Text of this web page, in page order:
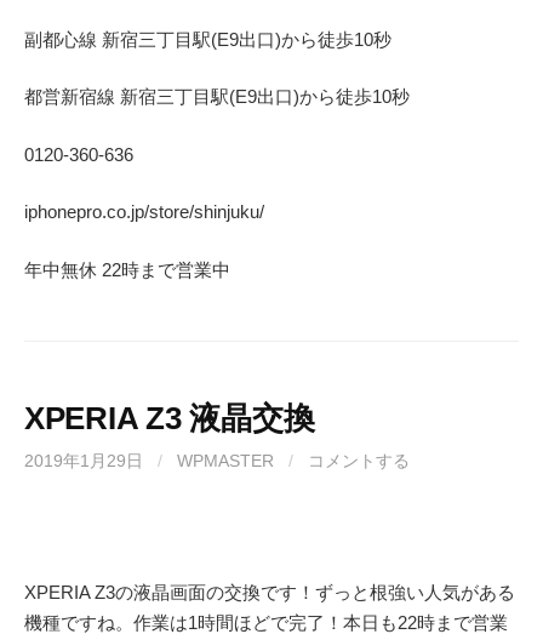
副都心線 新宿三丁目駅(E9出口)から徒歩10秒
都営新宿線 新宿三丁目駅(E9出口)から徒歩10秒
0120-360-636
iphonepro.co.jp/store/shinjuku/
年中無休 22時まで営業中
XPERIA Z3 液晶交換
2019年1月29日 / WPMASTER / コメントする
XPERIA Z3の液晶画面の交換です！ずっと根強い人気がある
機種ですね。作業は1時間ほどで完了！本日も22時まで営業